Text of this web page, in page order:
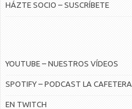
HÁZTE SOCIO – SUSCRÍBETE
YOUTUBE – NUESTROS VÍDEOS
SPOTIFY – PODCAST LA CAFETERA
EN TWITCH